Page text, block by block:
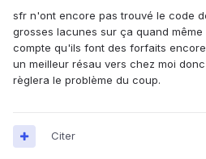
sfr n'ont encore pas trouvé le code
grosses lacunes sur ça quand
compte qu'ils font des forfaits
un meilleur résau vers chez moi
règlera le problème du coup.
Citer